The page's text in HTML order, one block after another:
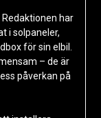
har
i solpaneler,
för sin elbil.
– de är
påverkan på